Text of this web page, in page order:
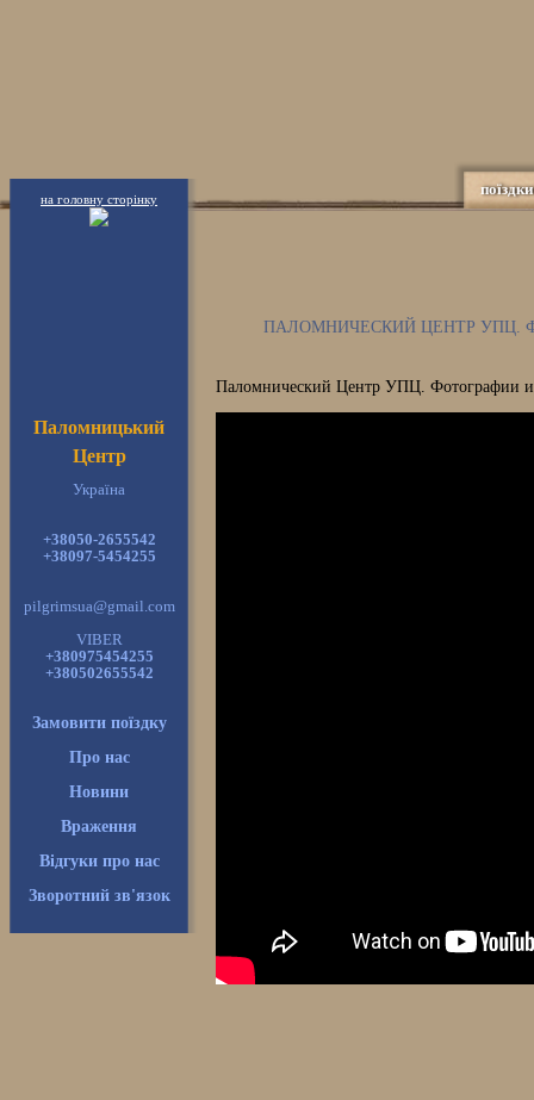
поїздки
на головну сторінку
Паломницький
Центр
Україна
+38050-2655542
+38097-5454255
pilgrimsua@gmail.com
VIBER
+380975454255
+380502655542
Замовити поїздку
Про нас
Новини
Враження
Відгуки про нас
Зворотний зв'язок
ПАЛОМНИЧЕСКИЙ ЦЕНТР УПЦ.
Паломнический Центр УПЦ. Фотографии